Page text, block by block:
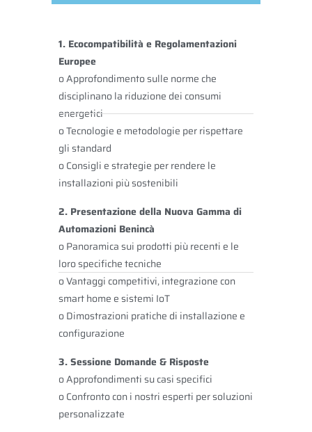
1. Ecocompatibilità e Regolamentazioni
Europee
o Approfondimento sulle norme che
disciplinano la riduzione dei consumi
energetici
o Tecnologie e metodologie per rispettare
gli standard
o Consigli e strategie per rendere le
installazioni più sostenibili
2. Presentazione della Nuova Gamma di
Automazioni Benincà
o Panoramica sui prodotti più recenti e le
loro specifiche tecniche
o Vantaggi competitivi, integrazione con
smart home e sistemi IoT
o Dimostrazioni pratiche di installazione e
configurazione
3. Sessione Domande & Risposte
o Approfondimenti su casi specifici
o Confronto con i nostri esperti per soluzioni
personalizzate